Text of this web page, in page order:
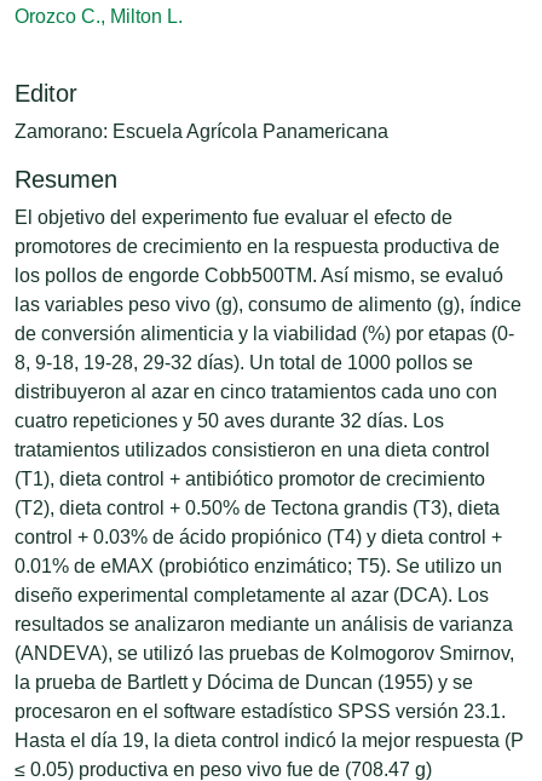
Orozco C., Milton L.
Editor
Zamorano: Escuela Agrícola Panamericana
Resumen
El objetivo del experimento fue evaluar el efecto de
promotores de crecimiento en la respuesta productiva de
los pollos de engorde Cobb500TM. Así mismo, se evaluó
las variables peso vivo (g), consumo de alimento (g), índice
de conversión alimenticia y la viabilidad (%) por etapas (0-
8, 9-18, 19-28, 29-32 días). Un total de 1000 pollos se
distribuyeron al azar en cinco tratamientos cada uno con
cuatro repeticiones y 50 aves durante 32 días. Los
tratamientos utilizados consistieron en una dieta control
(T1), dieta control + antibiótico promotor de crecimiento
(T2), dieta control + 0.50% de Tectona grandis (T3), dieta
control + 0.03% de ácido propiónico (T4) y dieta control +
0.01% de eMAX (probiótico enzimático; T5). Se utilizo un
diseño experimental completamente al azar (DCA). Los
resultados se analizaron mediante un análisis de varianza
(ANDEVA), se utilizó las pruebas de Kolmogorov Smirnov,
la prueba de Bartlett y Dócima de Duncan (1955) y se
procesaron en el software estadístico SPSS versión 23.1.
Hasta el día 19, la dieta control indicó la mejor respuesta (P
≤ 0.05) productiva en peso vivo fue de (708.47 g)